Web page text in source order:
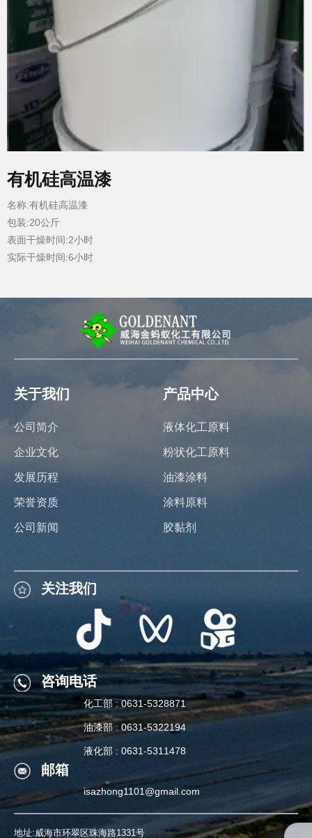
有机硅高温漆
名称:有机硅高温漆
包装:20公斤
表面干燥时间:2小时
实际干燥时间:6小时
关注我们
咨询电话
化工部 : 0631-5328871
油漆部 : 0631-5322194
液化部 : 0631-5311478
关于我们
公司简介
企业文化
发展历程
荣誉资质
公司新闻
产品中心
液体化工原料
粉状化工原料
油漆涂料
涂料原料
胶黏剂
关注我们
咨询电话
化工部 : 0631-5328871
油漆部 : 0631-5322194
液化部 : 0631-5311478
邮箱
isazhong1101@gmail.com
地址:威海市环翠区珠海路1331号